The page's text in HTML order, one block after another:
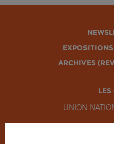
ARCHIVES
LES
UNION